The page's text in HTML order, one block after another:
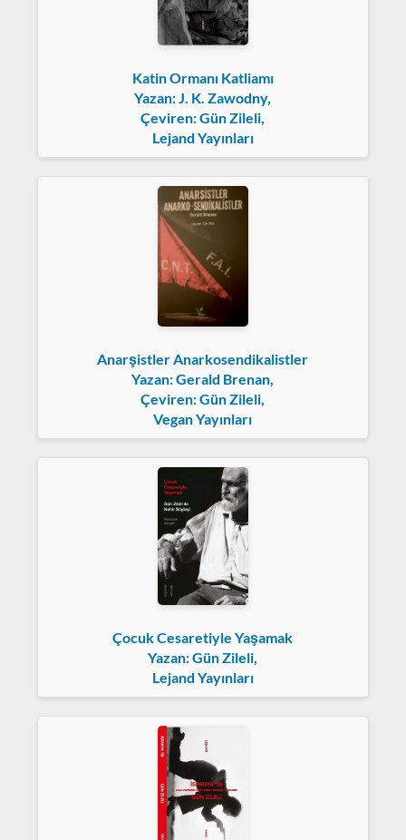
Katin Ormanı Katliamı
Yazan: J. K. Zawodny,
Çeviren: Gün Zileli,
Lejand Yayınları
Anarşistler Anarkosendikalistler
Yazan: Gerald Brenan,
Çeviren: Gün Zileli,
Vegan Yayınları
Çocuk Cesaretiyle Yaşamak
Yazan: Gün Zileli,
Lejand Yayınları